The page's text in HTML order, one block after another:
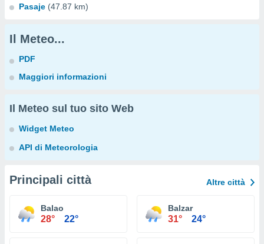
Pasaje (47.87 km)
Il Meteo...
PDF
Maggiori informazioni
Il Meteo sul tuo sito Web
Widget Meteo
API di Meteorologia
Principali città Altre città
Balao
28° 22°
Balzar
31° 24°